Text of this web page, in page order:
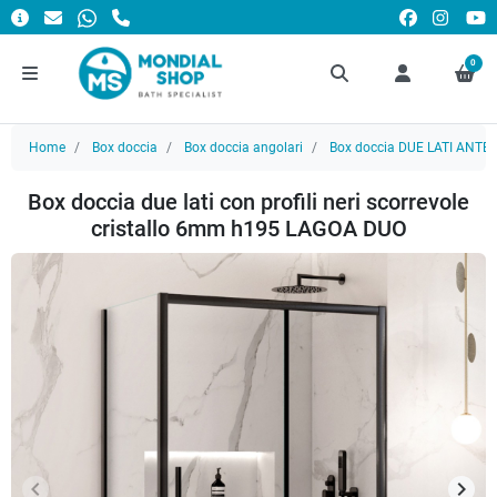
0
Home Box doccia Box doccia angolari Box doccia DUE LATI ANTE
Box doccia due lati con profili neri scorrevole
cristallo 6mm h195 LAGOA DUO
keyboard_arrow_left keyboard_arrow_right